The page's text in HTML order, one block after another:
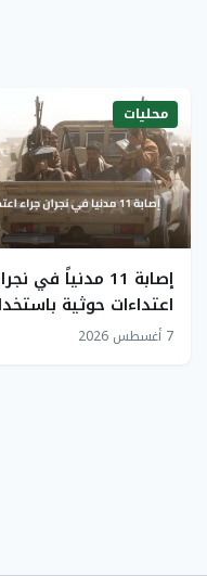
محليات
إصابة 11 مدنياً في
اعتداءات حوثية
المقذوفات العشوائية
7 أغسطس 2026